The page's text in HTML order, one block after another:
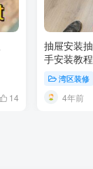
14
抽屉安装
手安装教程
湾区装修
4年前